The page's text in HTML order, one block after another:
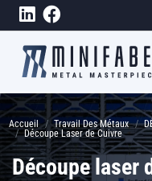
Aller au contenu principal
Fil d'Ariane
Accueil Travail Des Métaux
Découpe Laser de Cuivre
Découpe laser